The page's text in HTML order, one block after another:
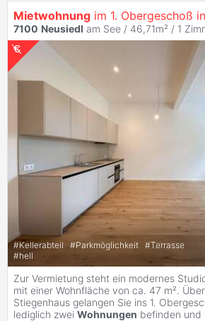
Mietwohnung im 1. Obergeschoß in
7100 Neusiedl am See / 46,71m² / 1
#Kellerabteil #Parkmöglichkeit #Terrasse
#hell
Zur Vermietung steht ein modernes
mit einer Wohnfläche von ca. 47 m².
Stiegenhaus gelangen Sie ins 1.
lediglich zwei Wohnungen befinden und